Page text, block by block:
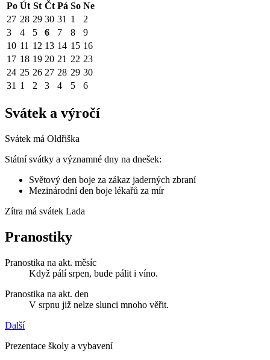
Po Út St Čt Pá So Ne
27 28 29 30 31 1
2
3
4 5 6 7 8
9
10 11 12 13 14 15 16
17 18 19 20 21 22 23
24 25 26 27 28 29 30
31 1 2 3 4 5 6
Svátek a výročí
Svátek má Oldřiška
Státní svátky a významné dny na dnešek:
Světový den boje za zákaz jaderných zbraní
Mezinárodní den boje lékařů za mír
Zítra má svátek Lada
Pranostiky
Pranostika na akt. měsíc
Když pálí srpen, bude pálit i víno.
Pranostika na akt. den
V srpnu již nelze slunci mnoho věřit.
Další
Prezentace školy a vybavení